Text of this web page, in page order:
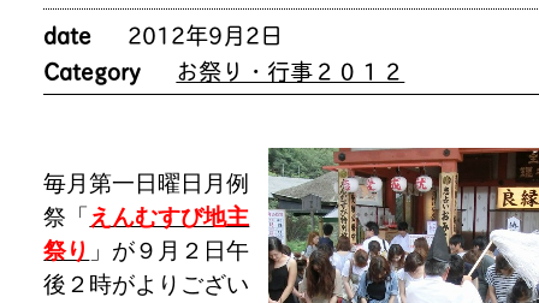
date
2012年9月2日
Category
お祭り・行事２０１２
毎月第一日曜日月例
祭「 えんむすび地主
祭り 」が９月２日午
後２時がよりござい